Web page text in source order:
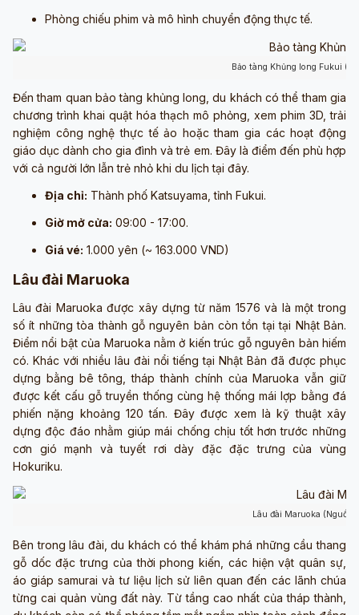
Phòng chiếu phim và mô hình chuyển động thực tế.
Bảo tàng Khủng long Fukui
Đến tham quan bảo tàng khủng long, du khách có thể tham gia
chương trình khai quật hóa thạch mô phỏng, xem phim 3D, trải
nghiệm công nghệ thực tế ảo hoặc tham gia các hoạt động
giáo dục dành cho gia đình và trẻ em. Đây là điểm đến phù hợp
với cả người lớn lẫn trẻ nhỏ khi du lịch tại đây.
Địa chỉ: Thành phố Katsuyama, tỉnh Fukui.
Giờ mở cửa: 09:00 - 17:00.
Giá vé: 1.000 yên (~ 163.000 VND)
Lâu đài Maruoka
Lâu đài Maruoka được xây dựng từ năm 1576 và là một trong
số ít những tòa thành gỗ nguyên bản còn tồn tại tại Nhật Bản.
Điểm nổi bật của Maruoka nằm ở kiến trúc gỗ nguyên bản hiếm
có. Khác với nhiều lâu đài nổi tiếng tại Nhật Bản đã được phục
dựng bằng bê tông, tháp thành chính của Maruoka vẫn giữ
được kết cấu gỗ truyền thống cùng hệ thống mái lợp bằng đá
phiến nặng khoảng 120 tấn. Đây được xem là kỹ thuật xây
dựng độc đáo nhằm giúp mái chống chịu tốt hơn trước những
cơn gió mạnh và tuyết rơi dày đặc đặc trưng của vùng
Hokuriku.
Lâu đài Maruoka
Bên trong lâu đài, du khách có thể khám phá những cầu thang
gỗ dốc đặc trưng của thời phong kiến, các hiện vật quân sự,
áo giáp samurai và tư liệu lịch sử liên quan đến các lãnh chúa
từng cai quản vùng đất này. Từ tầng cao nhất của tháp thành,